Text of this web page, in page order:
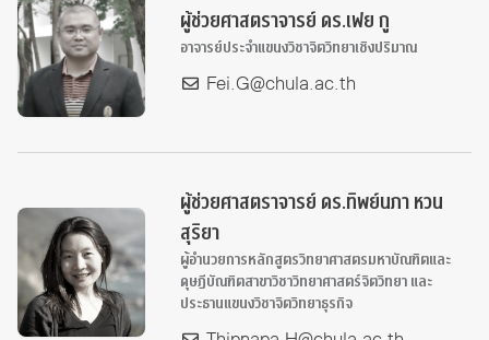
ผู้ช่วยศาสตราจารย์ ดร.เฟย กู
อาจารย์ประจำแขนงวิชาจิตวิทยาเชิงปริมาณ
Fei.G@chula.ac.th
ผู้ช่วยศาสตราจารย์ ดร.ทิพย์นภา หวน
สุริยา
ผู้อำนวยการหลักสูตรวิทยาศาสตรมหาบัณฑิตและ
ดุษฎีบัณฑิตสาขาวิชาวิทยาศาสตร์จิตวิทยา และ
ประธานแขนงวิชาจิตวิทยาธุรกิจ